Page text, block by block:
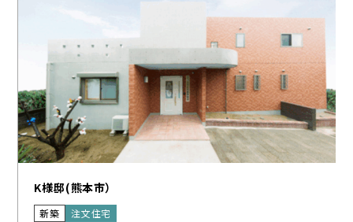
K様邸(熊本市）
新築 注文住宅